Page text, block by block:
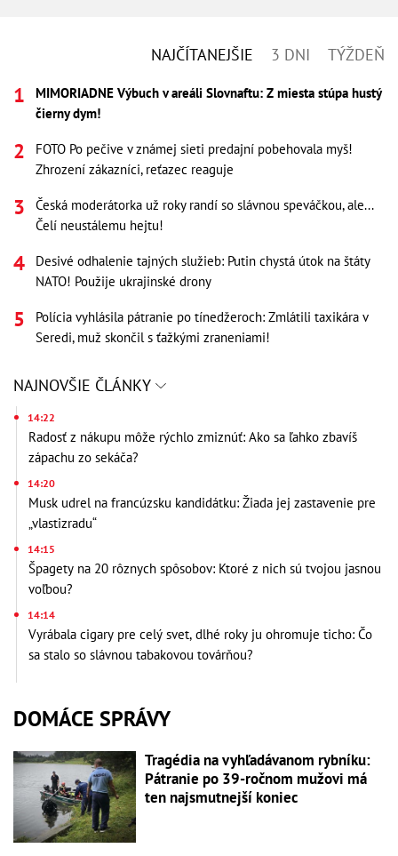
NAJČÍTANEJŠIE 3 DNI TÝŽDEŇ
MIMORIADNE Výbuch v areáli Slovnaftu: Z miesta stúpa hustý
čierny dym!
FOTO Po pečive v známej sieti predajní pobehovala myš!
Zhrození zákazníci, reťazec reaguje
Česká moderátorka už roky randí so slávnou speváčkou, ale...
Čelí neustálemu hejtu!
Desivé odhalenie tajných služieb: Putin chystá útok na štáty
NATO! Použije ukrajinské drony
Polícia vyhlásila pátranie po tínedžeroch: Zmlátili taxikára v
Seredi, muž skončil s ťažkými zraneniami!
NAJNOVŠIE ČLÁNKY
14:22
Radosť z nákupu môže rýchlo zmiznúť: Ako sa ľahko zbavíš
zápachu zo sekáča?
14:20
Musk udrel na francúzsku kandidátku: Žiada jej zastavenie pre
„vlastizradu“
14:15
Špagety na 20 rôznych spôsobov: Ktoré z nich sú tvojou jasnou
voľbou?
14:14
Vyrábala cigary pre celý svet, dlhé roky ju ohromuje ticho: Čo
sa stalo so slávnou tabakovou továrňou?
DOMÁCE SPRÁVY
Tragédia na vyhľadávanom rybníku:
Pátranie po 39-ročnom mužovi má
ten najsmutnejší koniec